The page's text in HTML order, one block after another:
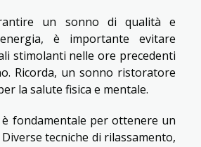
un sonno di qualità e
è importante evitare
stimolanti nelle ore precedenti
Ricorda, un sonno ristoratore
la salute fisica e mentale.
fondamentale per ottenere un
tecniche di rilassamento,